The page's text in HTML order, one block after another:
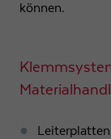
können.